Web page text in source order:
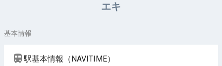
エキ
基本情報
駅基本情報（NAVITIME）